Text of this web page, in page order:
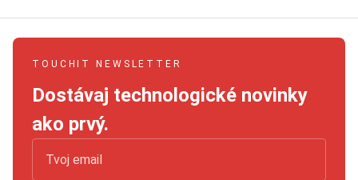
TOUCHIT NEWSLETTER
Dostávaj technologické novinky
ako prvý.